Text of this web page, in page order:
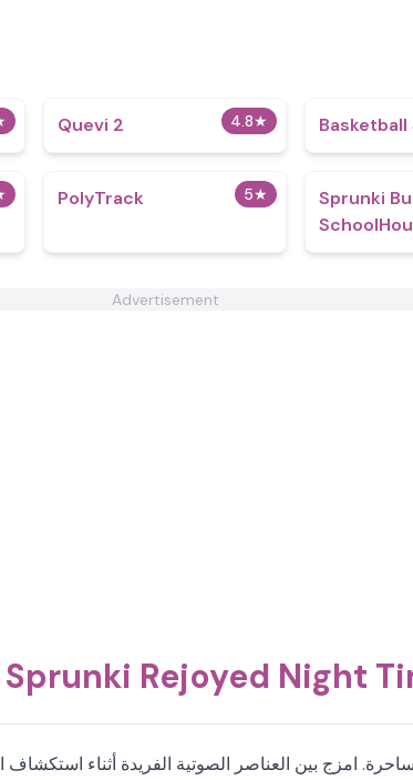
4.8★
Quevi 2
5★
PolyTrack
Sprunki
Advertisement